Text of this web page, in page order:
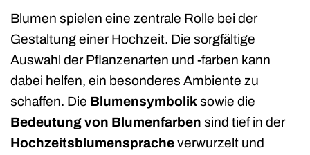
Blumen spielen eine zentrale Rolle bei der
Gestaltung einer Hochzeit. Die sorgfältige
Auswahl der Pflanzenarten und -farben kann
dabei helfen, ein besonderes Ambiente zu
schaffen. Die Blumensymboliksowie die
Bedeutung von Blumenfarben sind tief in der
Hochzeitsblumenspracheverwurzelt und